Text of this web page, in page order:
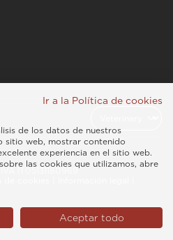
IT05131180969
Ir a la Política de cookies
de los datos de nuestros
sitio web, mostrar contenido
experiencia en el sitio web.
las cookies que utilizamos, abre
Aceptar todo